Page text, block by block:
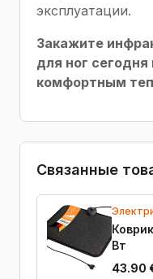
эксплуатации.
Закажите
для ног
комфортным
Связанные
Вт
43.90